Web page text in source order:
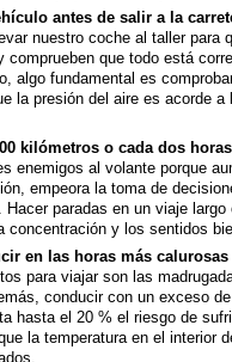
antes de salir a la
nuestro coche al taller para
comprueben que todo está
algo fundamental es
la presión del aire es acorde a
kilómetros o cada dos horas
enemigos al volante porque
empeora la toma de
Hacer paradas en un viaje
concentración y los sentidos
en las horas más
para viajar son las
conducir con un exceso
hasta el 20 % el riesgo de
la temperatura en el interior